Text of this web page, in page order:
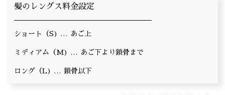
髪のレングス料金設定
ショート（S) あご上
ミディアム（M) あご下より鎖骨まで
ロング（L) 鎖骨以下